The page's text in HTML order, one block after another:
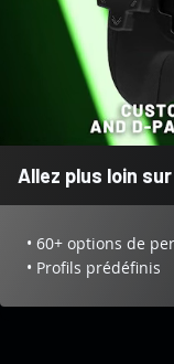
Allez plus loin sur
• 60+ options de
• Profils prédéfinis